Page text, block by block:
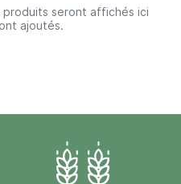
seront affichés ici
ajoutés.